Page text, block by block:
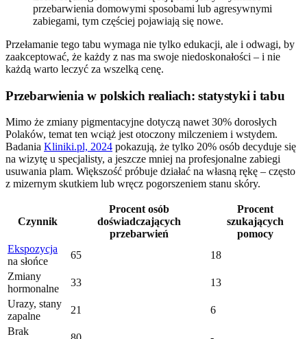
przebarwienia domowymi sposobami lub agresywnymi
zabiegami, tym częściej pojawiają się nowe.
Przełamanie tego tabu wymaga nie tylko edukacji, ale i odwagi, by
zaakceptować, że każdy z nas ma swoje niedoskonałości – i nie
każdą warto leczyć za wszelką cenę.
Przebarwienia w polskich realiach: statystyki i tabu
Mimo że zmiany pigmentacyjne dotyczą nawet 30% dorosłych
Polaków, temat ten wciąż jest otoczony milczeniem i wstydem.
Badania Kliniki.pl, 2024 pokazują, że tylko 20% osób decyduje się
na wizytę u specjalisty, a jeszcze mniej na profesjonalne zabiegi
usuwania plam. Większość próbuje działać na własną rękę – często
z mizernym skutkiem lub wręcz pogorszeniem stanu skóry.
Czynnik
Procent osób
doświadczających
przebarwień
Procent
szukających
pomocy
Ekspozycja
na słońce
65
18
Zmiany
hormonalne
33
13
Urazy, stany
zapalne
21
6
Brak